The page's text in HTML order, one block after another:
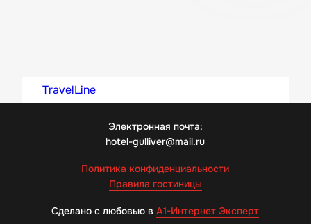
МЕНЮ РЕСТОРАНА
СПЕЦПРЕДЛОЖЕНИЯ
TravelLine
Электронная почта:
hotel-gulliver@mail.ru
Политика конфиденциальности
Правила гостиницы
Сделано с любовью вА1-Интернет Эксперт